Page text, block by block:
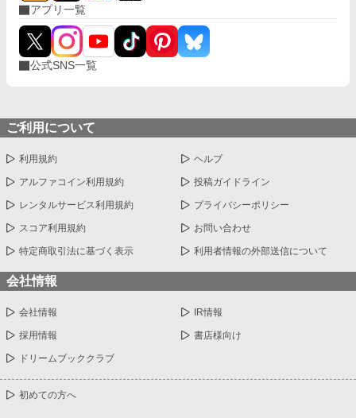
アプリ一覧
公式SNS一覧
ご利用について
利用規約 ヘルプ
アルファコイン利用規約 投稿ガイドライン
レンタルサービス利用規約 プライバシーポリシー
スコア利用規約 お問い合わせ
特定商取引法に基づく表示 利用者情報の外部送信について
会社情報
会社情報 IR情報
採用情報 書店様向け
ドリームブッククラブ
初めての方へ